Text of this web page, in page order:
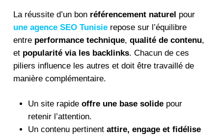
La réussite d’un bon référencement naturel pour
une agence SEO Tunisierepose sur l’équilibre
entre performance technique, qualité de contenu,
et popularité via les backlinks. Chacun de ces
piliers influence les autres et doit être travaillé de
manière complémentaire.
Un site rapide offre une base solidepour
retenir l’attention.
Un contenu pertinent attire, engage et fidélise